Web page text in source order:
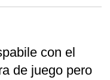
con el
de juego pero